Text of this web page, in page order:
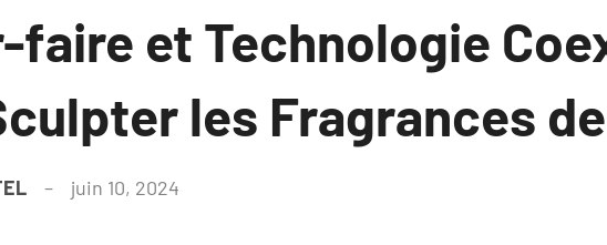
faire et Technologie
les Fragrances
juin 10, 2024